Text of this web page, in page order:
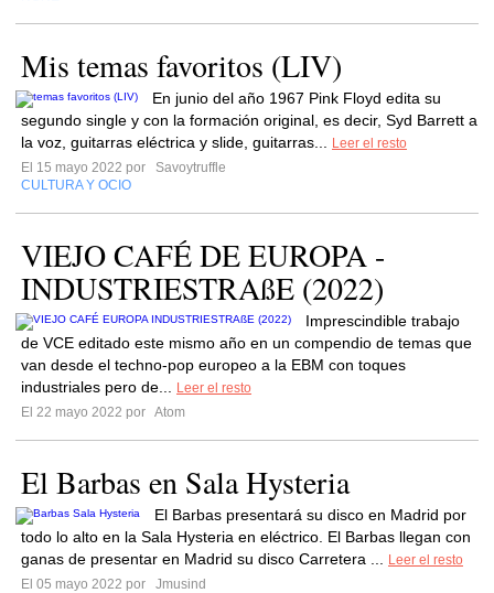
Mis temas favoritos (LIV)
En junio del año 1967 Pink Floyd edita su
segundo single y con la formación original, es decir, Syd Barrett a
la voz, guitarras eléctrica y slide, guitarras...
Leer el resto
El 15 mayo 2022 por
Savoytruffle
CULTURA Y OCIO
VIEJO CAFÉ DE EUROPA -
INDUSTRIESTRAßE (2022)
Imprescindible trabajo
de VCE editado este mismo año en un compendio de temas que
van desde el techno-pop europeo a la EBM con toques
industriales pero de...
Leer el resto
El 22 mayo 2022 por Atom
El Barbas en Sala Hysteria
El Barbas presentará su disco en Madrid por
todo lo alto en la Sala Hysteria en eléctrico. El Barbas llegan con
ganas de presentar en Madrid su disco Carretera ...
Leer el resto
El 05 mayo 2022 por
Jmusind